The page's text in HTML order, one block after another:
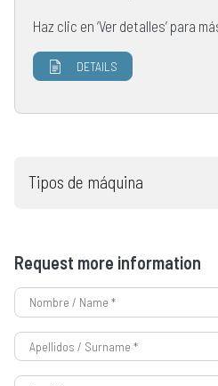
Tipos de máquina
Request more information
Haz clic en ‘Ver detalles’ para
DETAILS